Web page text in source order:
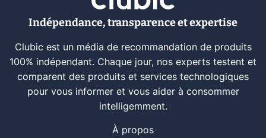
Indépendance, transparence et expertise
Clubic est un média de recommandation de produits
100% indépendant. Chaque jour, nos experts testent et
comparent des produits et services technologiques
pour vous informer et vous aider à consommer
intelligemment.
À propos